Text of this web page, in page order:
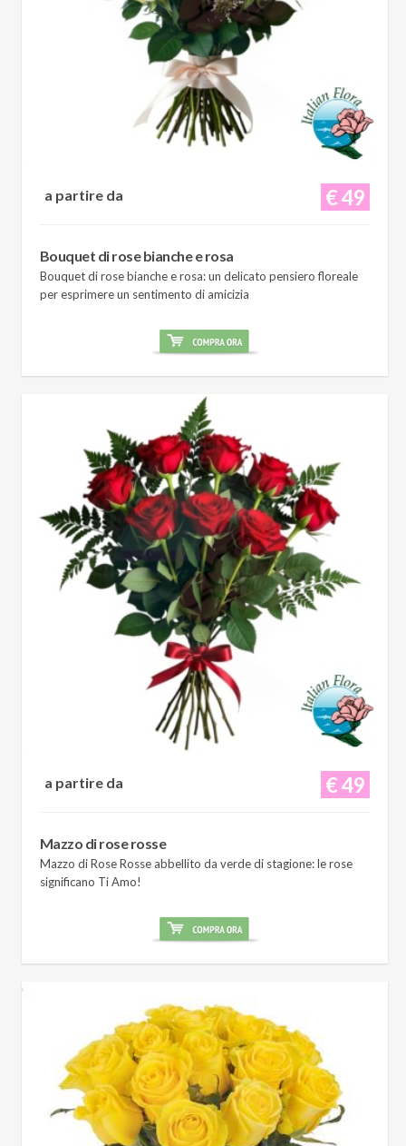
€ 49
a partire da
Bouquet di rose bianche e rosa
Bouquet di rose bianche e rosa: un delicato pensiero floreale
per esprimere un sentimento di amicizia
€ 49
a partire da
Mazzo di rose rosse
Mazzo di Rose Rosse abbellito da verde di stagione: le rose
significano Ti Amo!